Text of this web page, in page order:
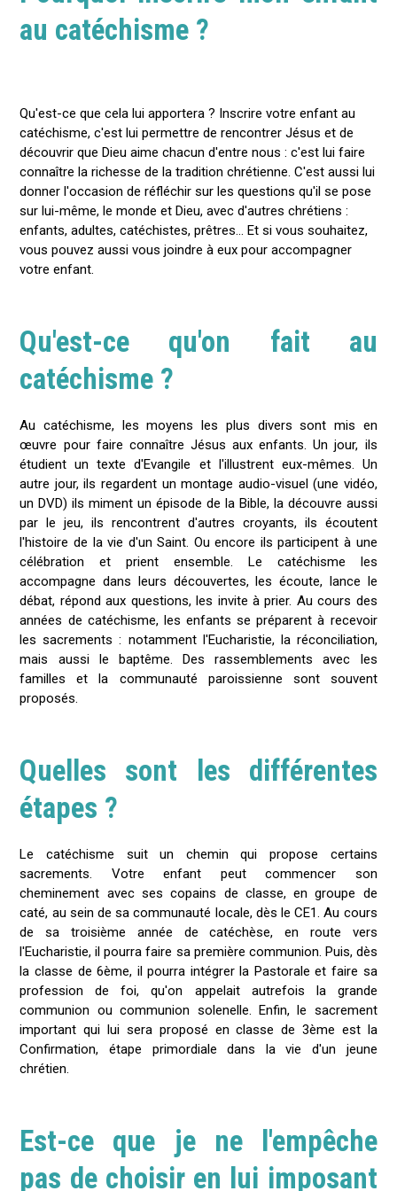
au catéchisme ?
Qu'est-ce que cela lui apportera ? Inscrire votre enfant au
catéchisme, c'est lui permettre de rencontrer Jésus et de
découvrir que Dieu aime chacun d'entre nous : c'est lui faire
connaître la richesse de la tradition chrétienne. C'est aussi lui
donner l'occasion de réfléchir sur les questions qu'il se pose
sur lui-même, le monde et Dieu, avec d'autres chrétiens :
enfants, adultes, catéchistes, prêtres... Et si vous souhaitez,
vous pouvez aussi vous joindre à eux pour accompagner
votre enfant.
Qu'est-ce qu'on fait au
catéchisme ?
Au catéchisme, les moyens les plus divers sont mis en
œuvre pour faire connaître Jésus aux enfants. Un jour, ils
étudient un texte d'Evangile et l'illustrent eux-mêmes. Un
autre jour, ils regardent un montage audio-visuel (une vidéo,
un DVD) ils miment un épisode de la Bible, la découvre aussi
par le jeu, ils rencontrent d'autres croyants, ils écoutent
l'histoire de la vie d'un Saint. Ou encore ils participent à une
célébration et prient ensemble. Le catéchisme les
accompagne dans leurs découvertes, les écoute, lance le
débat, répond aux questions, les invite à prier. Au cours des
années de catéchisme, les enfants se préparent à recevoir
les sacrements : notamment l'Eucharistie, la réconciliation,
mais aussi le baptême. Des rassemblements avec les
familles et la communauté paroissienne sont souvent
proposés.
Quelles sont les différentes
étapes ?
Le catéchisme suit un chemin qui propose certains
sacrements. Votre enfant peut commencer son
cheminement avec ses copains de classe, en groupe de
caté, au sein de sa communauté locale, dès le CE1. Au cours
de sa troisième année de catéchèse, en route vers
l'Eucharistie, il pourra faire sa première communion. Puis, dès
la classe de 6ème, il pourra intégrer la Pastorale et faire sa
profession de foi, qu'on appelait autrefois la grande
communion ou communion solenelle. Enfin, le sacrement
important qui lui sera proposé en classe de 3ème est la
Confirmation, étape primordiale dans la vie d'un jeune
chrétien.
Est-ce que je ne l'empêche
pas de choisir en lui imposant